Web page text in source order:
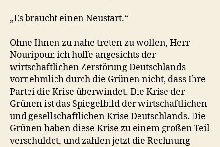
„Es braucht einen Neustart.“
Ohne Ihnen zu nahe treten zu wollen, Herr
Nouripour, ich hoffe angesichts der
wirtschaftlichen Zerstörung Deutschlands
vornehmlich durch die Grünen nicht, dass Ihre
Partei die Krise überwindet. Die Krise der
Grünen ist das Spiegelbild der wirtschaftlichen
und gesellschaftlichen Krise Deutschlands. Die
Grünen haben diese Krise zu einem großen Teil
verschuldet, und zahlen jetzt die Rechnung